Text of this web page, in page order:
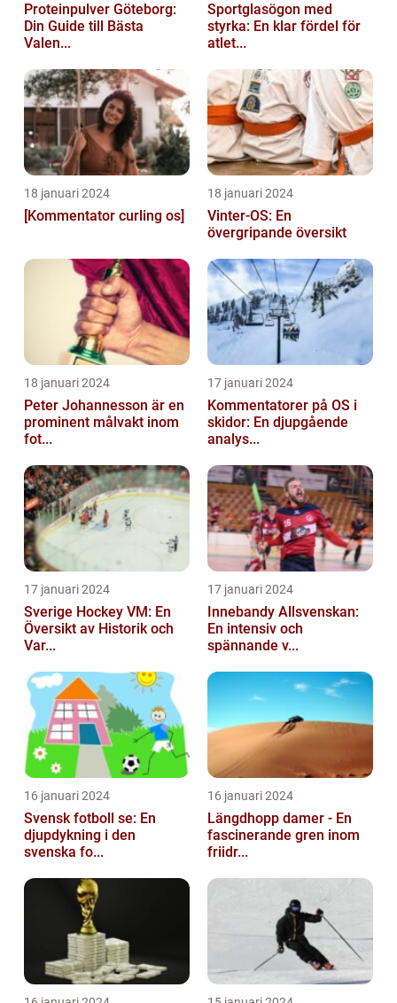
Proteinpulver Göteborg:
Din Guide till Bästa
Valen...
Sportglasögon med
styrka: En klar fördel för
atlet...
18 januari 2024
[Kommentator curling os]
18 januari 2024
Vinter-OS: En
övergripande översikt
18 januari 2024
Peter Johannesson är en
prominent målvakt inom
fot...
17 januari 2024
Kommentatorer på OS i
skidor: En djupgående
analys...
17 januari 2024
Sverige Hockey VM: En
Översikt av Historik och
Var...
17 januari 2024
Innebandy Allsvenskan:
En intensiv och
spännande v...
16 januari 2024
Svensk fotboll se: En
djupdykning i den
svenska fo...
16 januari 2024
Längdhopp damer - En
fascinerande gren inom
friidr...